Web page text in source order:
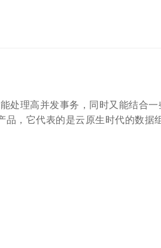
处理高并发事务，同时又能结合
，它代表的是云原生时代的数据